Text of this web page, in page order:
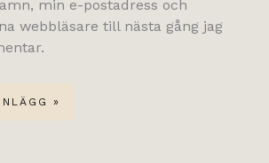
min e-postadress och
webbläsare till nästa gång jag